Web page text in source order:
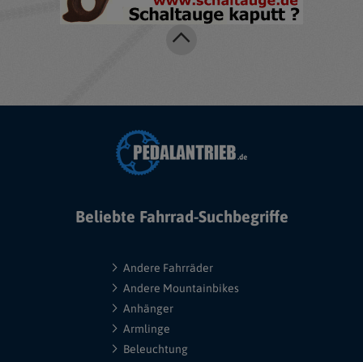
Beliebte Fahrrad-Suchbegriffe
Andere Fahrräder
Andere Mountainbikes
Anhänger
Armlinge
Beleuchtung